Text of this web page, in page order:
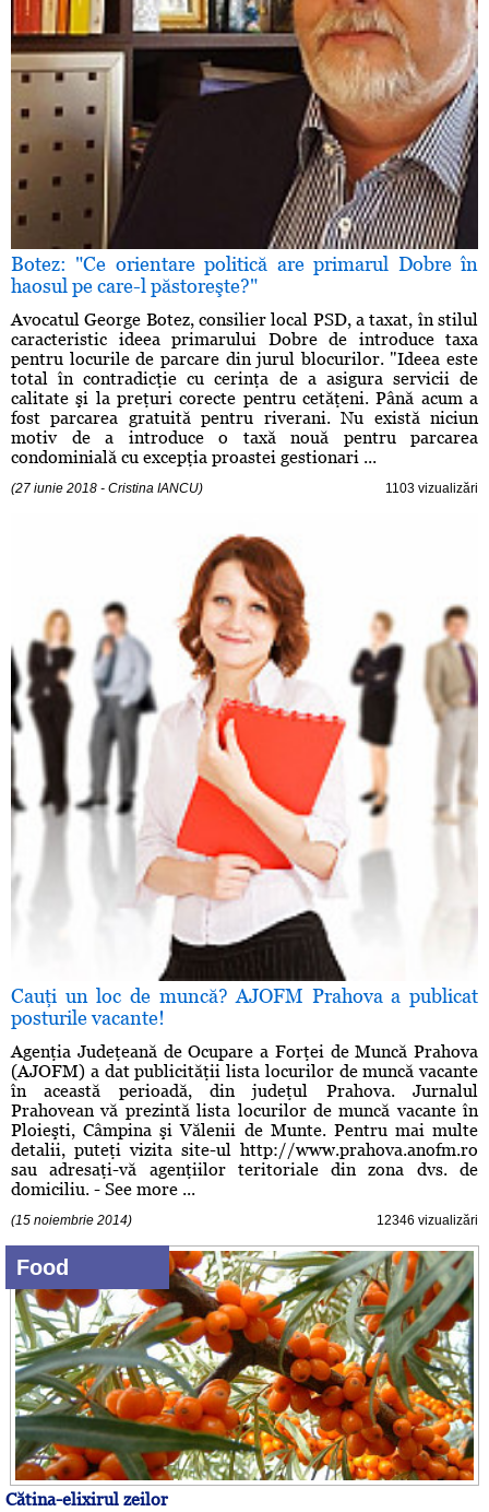
Botez: "Ce orientare politică are primarul Dobre în
haosul pe care-l păstoreşte?"
Avocatul George Botez, consilier local PSD, a taxat, în stilul
caracteristic ideea primarului Dobre de introduce taxa
pentru locurile de parcare din jurul blocurilor. "Ideea este
total în contradicţie cu cerinţa de a asigura servicii de
calitate şi la preţuri corecte pentru cetăţeni. Până acum a
fost parcarea gratuită pentru riverani. Nu există niciun
motiv de a introduce o taxă nouă pentru parcarea
condominială cu excepţia proastei gestionari ...
(27 iunie 2018 - Cristina IANCU) 1103 vizualizări
Cauţi un loc de muncă? AJOFM Prahova a publicat
posturile vacante!
Agenţia Judeţeană de Ocupare a Forţei de Muncă Prahova
(AJOFM) a dat publicităţii lista locurilor de muncă vacante
în această perioadă, din judeţul Prahova. Jurnalul
Prahovean vă prezintă lista locurilor de muncă vacante în
Ploieşti, Câmpina şi Vălenii de Munte. Pentru mai multe
detalii, puteţi vizita site-ul http://www.prahova.anofm.ro
sau adresaţi-vă agenţiilor teritoriale din zona dvs. de
domiciliu. - See more ...
(15 noiembrie 2014) 12346 vizualizări
Food
Cătina-elixirul zeilor